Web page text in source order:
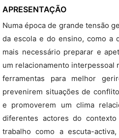
APRESENTAÇÃO
Numa época de grande tensão
da escola e do ensino, como a
mais necessário preparar e
um relacionamento interpessoal
ferramentas para melhor
prevenirem situações de
e promoverem um clima
diferentes actores do contexto
trabalho como a escuta-